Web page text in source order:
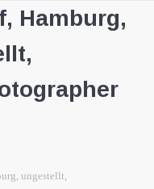
Hamburg,
ungestellt,